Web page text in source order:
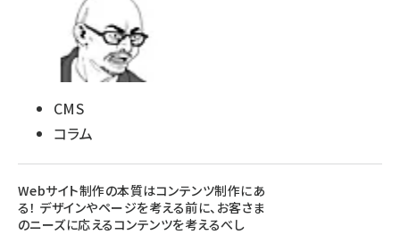
CMS
コラム
Webサイト制作の本質はコンテンツ制作にあ
る！ デザインやページを考える前に、お客さま
のニーズに応えるコンテンツを考えるべし